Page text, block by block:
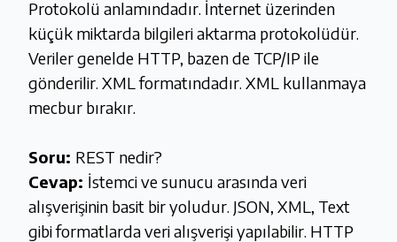
Protokolü anlamındadır. İnternet üzerinden
küçük miktarda bilgileri aktarma protokolüdür.
Veriler genelde HTTP, bazen de TCP/IP ile
gönderilir. XML formatındadır. XML kullanmaya
mecbur bırakır.
Soru: REST nedir?
Cevap: İstemci ve sunucu arasında veri
alışverişinin basit bir yoludur. JSON, XML, Text
gibi formatlarda veri alışverişi yapılabilir. HTTP